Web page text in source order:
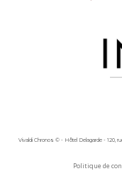
Vivaldi Chronos © - Hôtel Delagarde - 120,
Politique de